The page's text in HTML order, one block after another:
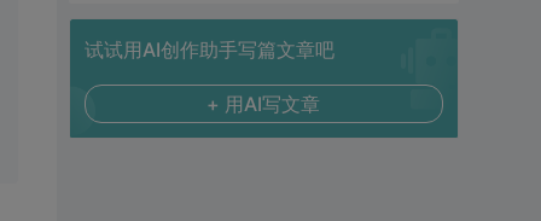
试试用AI创作助手写篇文章吧
+ 用AI写文章